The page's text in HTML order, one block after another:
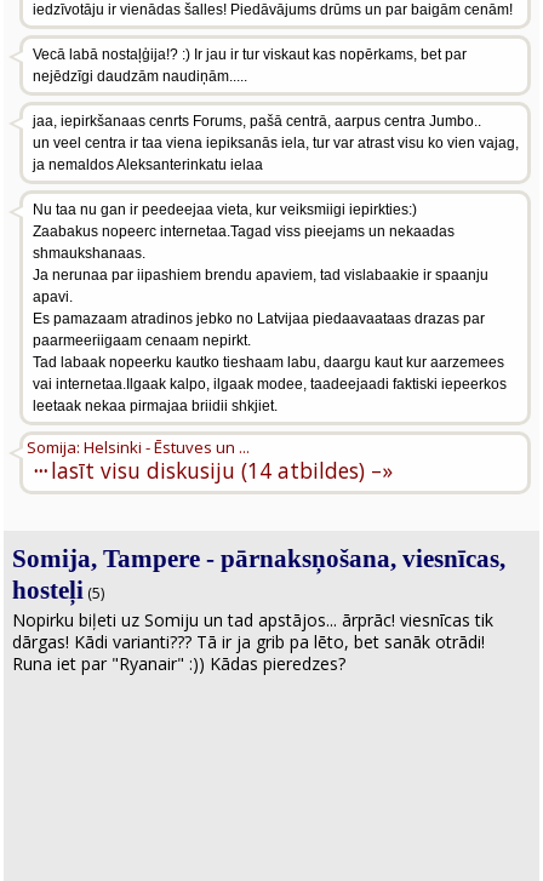
iedzīvotāju ir vienādas šalles! Piedāvājums drūms un par baigām cenām!
Vecā labā nostaļģija!? :) Ir jau ir tur viskaut kas nopērkams, bet par
nejēdzīgi daudzām naudiņām.....
jaa, iepirkšanaas cenrts Forums, pašā centrā, aarpus centra Jumbo..
un veel centra ir taa viena iepiksanās iela, tur var atrast visu ko vien vajag,
ja nemaldos Aleksanterinkatu ielaa
Nu taa nu gan ir peedeejaa vieta, kur veiksmiigi iepirkties:)
Zaabakus nopeerc internetaa.Tagad viss pieejams un nekaadas
shmaukshanaas.
Ja nerunaa par iipashiem brendu apaviem, tad vislabaakie ir spaanju
apavi.
Es pamazaam atradinos jebko no Latvijaa piedaavaataas drazas par
paarmeeriigaam cenaam nepirkt.
Tad labaak nopeerku kautko tieshaam labu, daargu kaut kur aarzemees
vai internetaa.Ilgaak kalpo, ilgaak modee, taadeejaadi faktiski iepeerkos
leetaak nekaa pirmajaa briidii shkjiet.
···
Somija: Helsinki - Ēstuves un ...
lasīt visu diskusiju (14 atbildes) –»
Somija, Tampere - pārnaksņošana, viesnīcas,
hosteļi (5)
Nopirku biļeti uz Somiju un tad apstājos... ārprāc! viesnīcas tik
dārgas! Kādi varianti??? Tā ir ja grib pa lēto, bet sanāk otrādi!
Runa iet par "Ryanair" :)) Kādas pieredzes?